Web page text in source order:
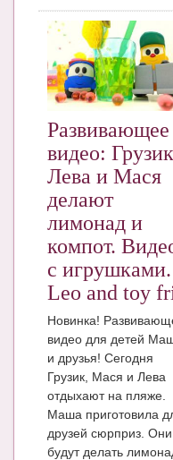
МАМИНА БИБЛИОТЕКА
Имена. Святцы
Энциклопедия
Мамина энциклопедия
СЕРВИСЫ И
Сервис. Оценка
Приложения для
Полезные ссылки
Опросы
НОВОСТИ ЛОПОТУНА
Блог Администратора
О проекте
Сотрудничество.
Развивающее
видео:
Лева и Мася
делают
лимонад и
компот.
с игрушками.
Leo and toy
Новинка!
видео для детей
и друзья! Сегодня
Грузик, Мася и Лева
отдыхают на пляже.
Маша приготовила
друзей сюрприз. Они
будут делать